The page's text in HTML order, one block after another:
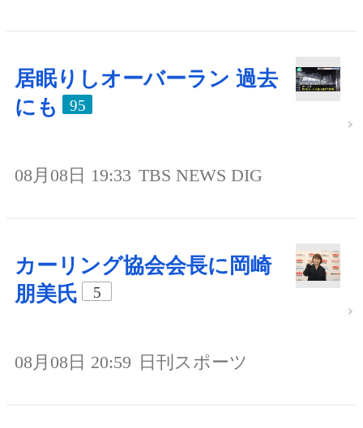
居眠りしオーバーラン 過去
にも
95
08月08日 19:33 TBS NEWS DIG
カーリング協会会長に岡崎
朋美氏
5
08月08日 20:59 日刊スポーツ